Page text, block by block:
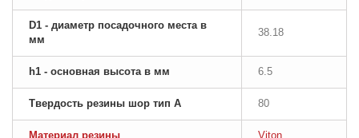
D1 - диаметр посадочного места в
мм
38.18
h1 - основная высота в мм 6.5
Твердость резины шор тип A 80
Материал резины Viton